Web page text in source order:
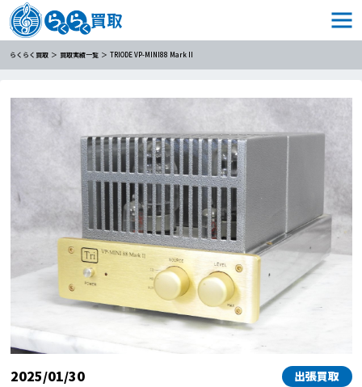
らくらく買取 買取実績一覧 TRIODE VP-MINI88 Mark II
2025/01/30 出張買取